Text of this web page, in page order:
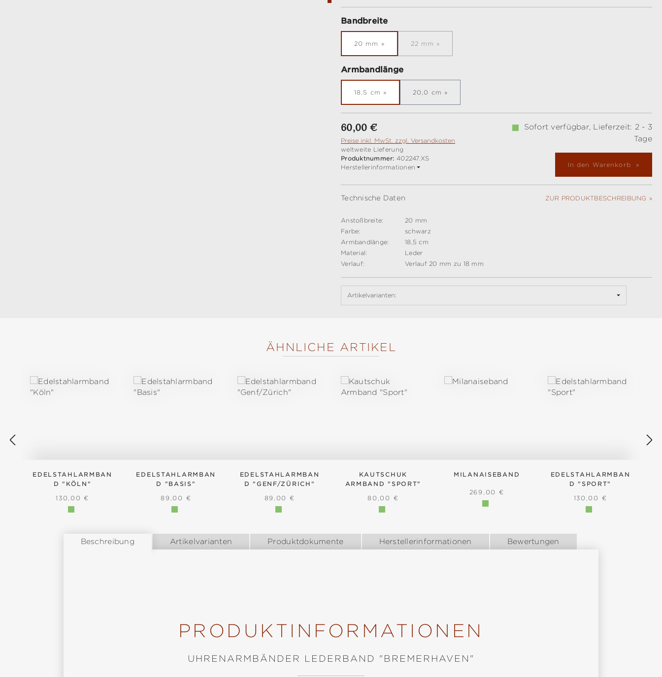
Bandbreiteauswählen
20 mm 22 mm
Armbandlängeauswählen
18,5 cm 20,0 cm
Regulärer Preis:
60,00 €
Preise inkl. MwSt. zzgl. Versandkosten
weltweite Lieferung
Produktnummer:402247.XS
Herstellerinformationen
Sofort verfügbar, Lieferzeit: 2 - 3
Tage
In den Warenkorb
Technische Daten ZUR PRODUKTBESCHREIBUNG
Anstoßbreite:
20 mm
Farbe:
schwarz
Armbandlänge:
18,5 cm
Material:
Leder
Verlauf:
Verlauf 20 mm zu 18 mm
Artikelvarianten:
ÄHNLICHE ARTIKEL
EDELSTAHLARMBAN
D "KÖLN"
REGULÄRER PREIS:
130,00 €
EDELSTAHLARMBAN
D "BASIS"
REGULÄRER PREIS:
89,00 €
EDELSTAHLARMBAN
D "GENF/ZÜRICH"
REGULÄRER PREIS:
89,00 €
KAUTSCHUK
ARMBAND "SPORT"
REGULÄRER PREIS:
80,00 €
MILANAISEBAND
REGULÄRER PREIS:
269,00 €
EDELSTAHLARMBAN
D "SPORT"
REGULÄRER PREIS:
130,00 €
Beschreibung Artikelvarianten Produktdokumente Herstellerinformationen Bewertungen
PRODUKTINFORMATIONEN
UHRENARMBÄNDER LEDERBAND "BREMERHAVEN"